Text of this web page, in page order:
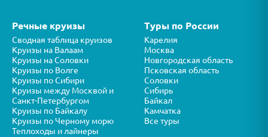
Речные круизы
Сводная таблица круизов
Круизы на Валаам
Круизы на Соловки
Круизы по Волге
Круизы по Сибири
Круизы между Москвой и
Санкт-Петербургом
Круизы по Байкалу
Круизы по Черному морю
Теплоходы и лайнеры
Туры по России
Карелия
Москва
Новгородская область
Псковская область
Соловки
Сибирь
Байкал
Камчатка
Все туры